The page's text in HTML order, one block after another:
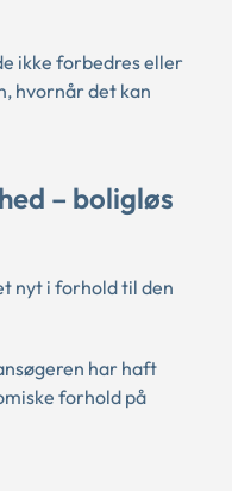
ikke forbedres eller
hvornår det kan
– boligløs
nyt i forhold til den
har haft
forhold på